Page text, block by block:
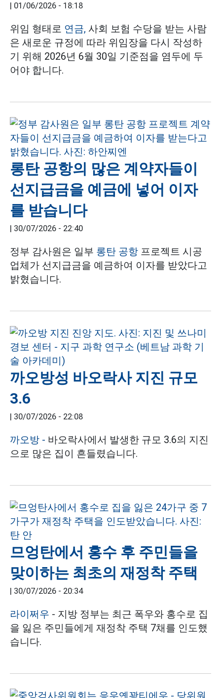
| 01/06/2026 - 18:18
위임 형태로 연금, 사회 보험 수당을 받는 사람
은 새로운 규정에 따라 위임장을 다시 작성하
기 위해 2026년 6월 30일 기준점을 염두에 두
어야 합니다.
롱탄 공항의 많은 계약자들이
선지급금을 예금에 넣어 이자
를 받습니다
| 30/07/2026 - 22:40
정부 감사원은 일부 롱탄 공항 프로젝트 시공
업체가 선지급금을 예금하여 이자를 받았다고
밝혔습니다.
까오방성 바오락사 지진 규모
3.6
| 30/07/2026 - 22:08
까오방 - 바오락사에서 발생한 규모 3.6의 지진
으로 많은 집이 흔들렸습니다.
므엉탄에서 홍수 후 주민들을
맞이하는 최초의 재정착 주택
| 30/07/2026 - 20:34
라이쩌우 - 지방 정부는 최근 폭우와 홍수로 집
을 잃은 주민들에게 재정착 주택 7채를 인도했
습니다.